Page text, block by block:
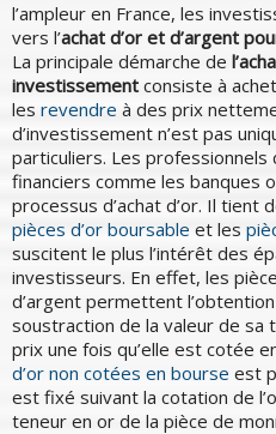
l’ampleur en France, les
vers l’achat d’or et d’argent
La principale démarche de
investissement consiste à
les revendre à des prix
d’investissement n’est pas
particuliers. Les professionnels
financiers comme les banques
processus d’achat d’or. Il tient
pièces d’or boursable et les
suscitent le plus l’intérêt des
investisseurs. En effet, les
d’argent permettent l’obtention
soustraction de la valeur de sa
prix une fois qu’elle est cotée
d’or non cotées en bourse est
est fixé suivant la cotation de
teneur en or de la pièce de